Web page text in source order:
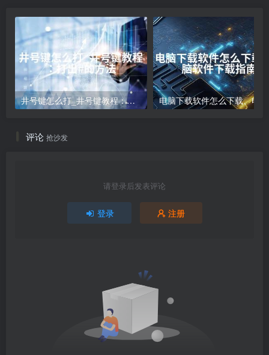
井号键怎么打_井号键教程：打出#的方法
评论 抢沙发
请登录后发表评论
登录 注册